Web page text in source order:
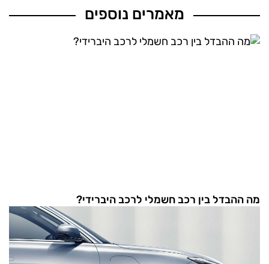
מאמרים נוספים
מה ההבדל בין רכב חשמלי לרכב היברידי?